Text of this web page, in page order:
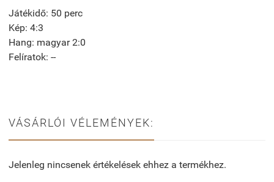
Játékidő: 50 perc
Kép: 4:3
Hang: magyar 2:0
Felíratok: --
VÁSÁRLÓI VÉLEMÉNYEK:
Jelenleg nincsenek értékelések ehhez a termékhez.